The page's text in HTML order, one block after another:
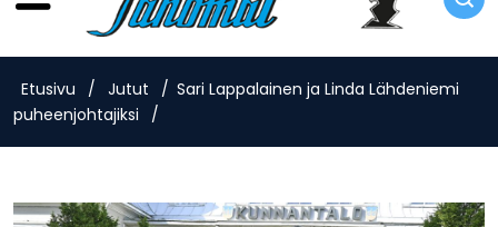
Perjantai 7.8.2026
Etusivu / Jutut / Sari Lappalainen ja Linda Lähdeniemi
puheenjohtajiksi
/